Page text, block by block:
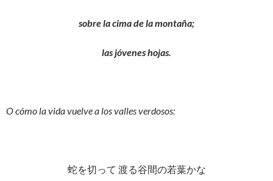
sobre la cima de la montaña;
las jóvenes hojas.
O cómo la vida vuelve a los valles verdosos:
蛇を切って 渡る谷間の若葉かな